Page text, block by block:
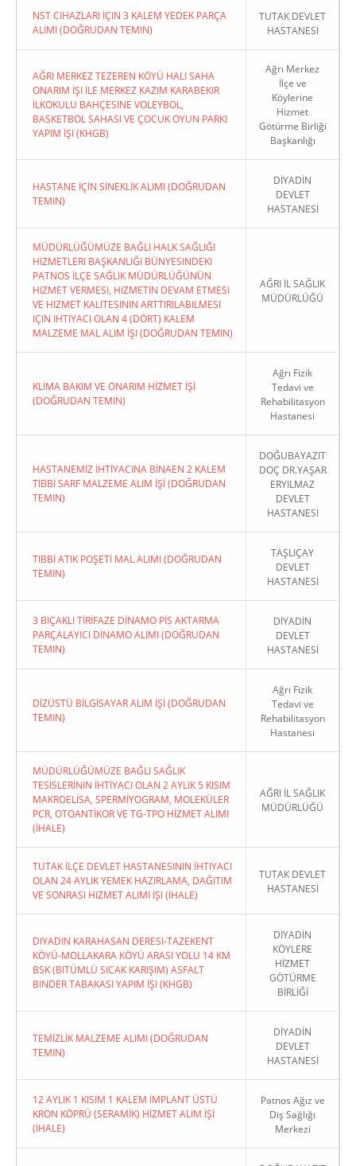
NST CIHAZLARI İÇIN 3 KALEM YEDEK PARÇA
ALIMI (DOĞRUDAN TEMIN)
TUTAK DEVLET
HASTANESİ
AĞRI MERKEZ TEZEREN KÖYÜ HALI SAHA
ONARIM İŞI İLE MERKEZ KAZIM KARABEKIR
İLKOKULU BAHÇESINE VOLEYBOL,
BASKETBOL SAHASI VE ÇOCUK OYUN PARKI
YAPIM İŞI (KHGB)
Ağrı Merkez
İlçe ve
Köylerine
Hizmet
Götürme Birliği
Başkanlığı
HASTANE İÇİN SİNEKLİK ALIMI (DOĞRUDAN
TEMIN)
DİYADİN
DEVLET
HASTANESİ
MÜDÜRLÜĞÜMÜZE BAĞLI HALK SAĞLIĞI
HIZMETLERI BAŞKANLIĞI BÜNYESINDEKI
PATNOS İLÇE SAĞLIK MÜDÜRLÜĞÜNÜN
HIZMET VERMESI, HIZMETIN DEVAM ETMESI
VE HIZMET KALITESININ ARTTIRILABILMESI
IÇIN IHTIYACI OLAN 4 (DÖRT) KALEM
MALZEME MAL ALIM İŞI (DOĞRUDAN TEMIN)
AĞRI İL SAĞLIK
MÜDÜRLÜĞÜ
KLİMA BAKIM VE ONARIM HİZMET İŞİ
(DOĞRUDAN TEMIN)
Ağrı Fizik
Tedavi ve
Rehabilitasyon
Hastanesi
HASTANEMİZ İHTİYACINA BİNAEN 2 KALEM
TIBBİ SARF MALZEME ALIM İŞİ (DOĞRUDAN
TEMIN)
DOĞUBAYAZIT
DOÇ DR.YAŞAR
ERYILMAZ
DEVLET
HASTANESİ
TIBBİ ATIK POŞETİ MAL ALIMI (DOĞRUDAN
TEMIN)
TAŞLIÇAY
DEVLET
HASTANESİ
3 BIÇAKLI TİRİFAZE DİNAMO PİS AKTARMA
PARÇALAYICI DİNAMO ALIMI (DOĞRUDAN
TEMIN)
DİYADİN
DEVLET
HASTANESİ
DİZÜSTÜ BİLGİSAYAR ALIM İŞİ (DOĞRUDAN
TEMIN)
Ağrı Fizik
Tedavi ve
Rehabilitasyon
Hastanesi
MÜDÜRLÜĞÜMÜZE BAĞLI SAĞLIK
TESİSLERİNİN İHTİYACI OLAN 2 AYLIK 5 KISIM
MAKROELİSA, SPERMİYOGRAM, MOLEKÜLER
PCR, OTOANTİKOR VE TG-TPO HİZMET ALIMI
(İHALE)
AĞRI İL SAĞLIK
MÜDÜRLÜĞÜ
TUTAK İLÇE DEVLET HASTANESININ İHTIYACI
OLAN 24 AYLIK YEMEK HAZIRLAMA, DAĞITIM
VE SONRASI HIZMET ALIMI İŞI (İHALE)
TUTAK DEVLET
HASTANESİ
DIYADIN KARAHASAN DERESI-TAZEKENT
KÖYÜ-MOLLAKARA KÖYÜ ARASI YOLU 14 KM
BSK (BITÜMLÜ SICAK KARIŞIM) ASFALT
BINDER TABAKASI YAPIM İŞI (KHGB)
DİYADİN
KÖYLERE
HİZMET
GÖTÜRME
BİRLİĞİ
TEMİZLİK MALZEME ALIMI (DOĞRUDAN
TEMIN)
DİYADİN
DEVLET
HASTANESİ
12 AYLIK 1 KISIM 1 KALEM İMPLANT ÜSTÜ
KRON KÖPRÜ (SERAMİK) HİZMET ALIM İŞİ
(İHALE)
Patnos Ağız ve
Diş Sağlığı
Merkezi